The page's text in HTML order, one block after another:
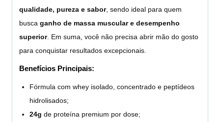
qualidade, pureza e sabor, sendo ideal para quem
busca ganho de massa muscular e desempenho
superior. Em suma, você não precisa abrir mão do gosto
para conquistar resultados excepcionais.
Benefícios Principais:
Fórmula com whey isolado, concentrado e peptídeos
hidrolisados;
24g de proteína premium por dose;